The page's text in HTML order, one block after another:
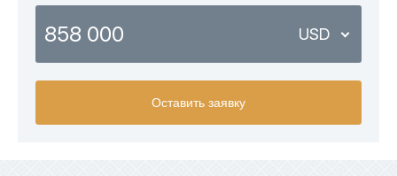
858 000 USD
Оставить заявку